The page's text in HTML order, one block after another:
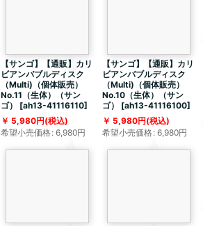
【サンゴ】【通販】カリ
ビアンバブルディスク
（Multi)（個体販売）
No.11（生体）（サン
ゴ）
[ah13-41116110]
5,980円(税込)
希望小売価格: 6,980円
【サンゴ】【通販】カリ
ビアンバブルディスク
（Multi)（個体販売）
No.10（生体）（サン
ゴ）
[ah13-41116100]
5,980円(税込)
希望小売価格: 6,980円